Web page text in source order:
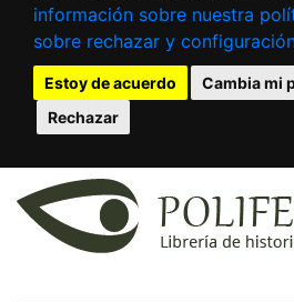
información sobre nuestra
sobre rechazar y
Estoy de acuerdo
Cambia mi
Rechazar